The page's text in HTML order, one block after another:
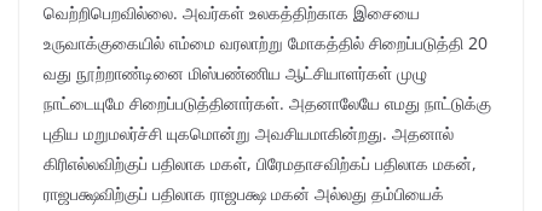
வெற்றிபெறவில்லை. அவர்கள் உலகத்திற்காக இசையை
உருவாக்குகையில் எம்மை வரலாற்று மோகத்தில் சிறைப்படுத்தி 20
வது நூற்றாண்டினை மிஸ்பண்ணிய ஆட்சியாளர்கள் முழு
நாட்டையுமே சிறைப்படுத்தினார்கள். அதனாலேயே எமது நாட்டுக்கு
புதிய மறுமலர்ச்சி யுகமொன்று அவசியமாகின்றது. அதனால்
கிரிஎல்லவிற்குப் பதிலாக மகள், பிரேமதாசவிற்கப் பதிலாக மகன்,
ராஜபக்ஷவிற்குப் பதிலாக ராஜபக்ஷ மகன் அல்லது தம்பியைக்